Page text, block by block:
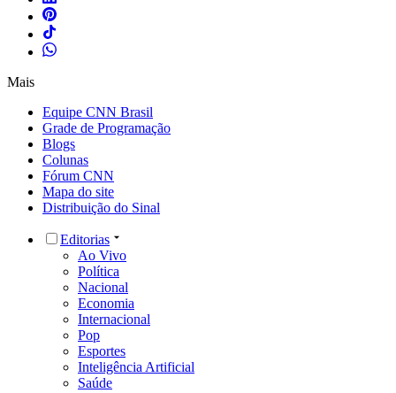
Mais
Equipe CNN Brasil
Grade de Programação
Blogs
Colunas
Fórum CNN
Mapa do site
Distribuição do Sinal
Editorias
Ao Vivo
Política
Nacional
Economia
Internacional
Pop
Esportes
Inteligência Artificial
Saúde